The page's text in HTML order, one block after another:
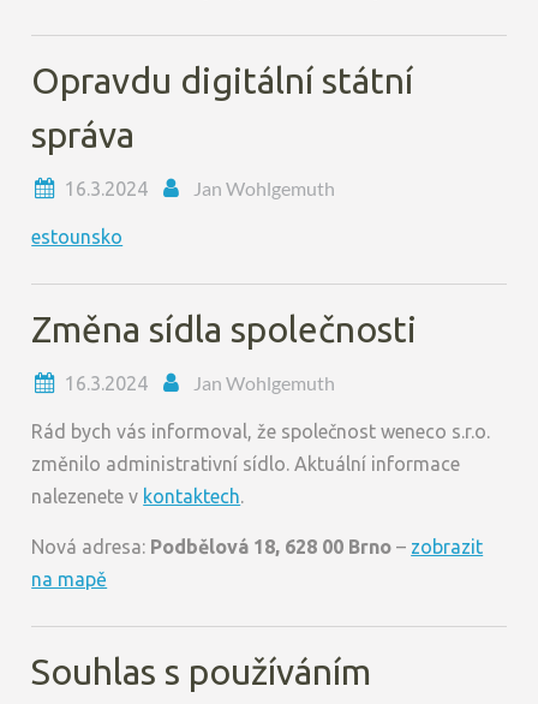
Opravdu digitální státní
správa
16.3.2024 Jan Wohlgemuth
estounsko
Změna sídla společnosti
16.3.2024 Jan Wohlgemuth
Rád bych vás informoval, že společnost weneco s.r.o.
změnilo administrativní sídlo. Aktuální informace
nalezenete v kontaktech.
Nová adresa: Podbělová 18, 628 00 Brno – zobrazit
na mapě
Souhlas s používáním